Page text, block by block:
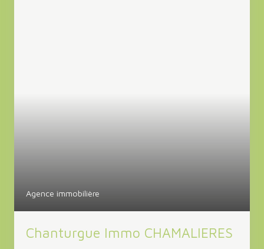
Agence immobilière
Chanturgue Immo CHAMALIERES